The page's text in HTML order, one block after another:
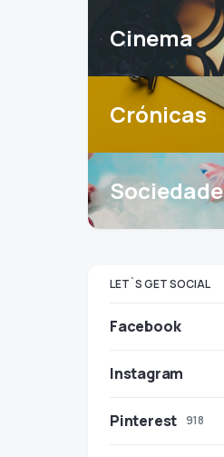
Cinema
Crónicas
Sociedade
LET`S GET SOCIAL
Facebook
Instagram
Pinterest 918